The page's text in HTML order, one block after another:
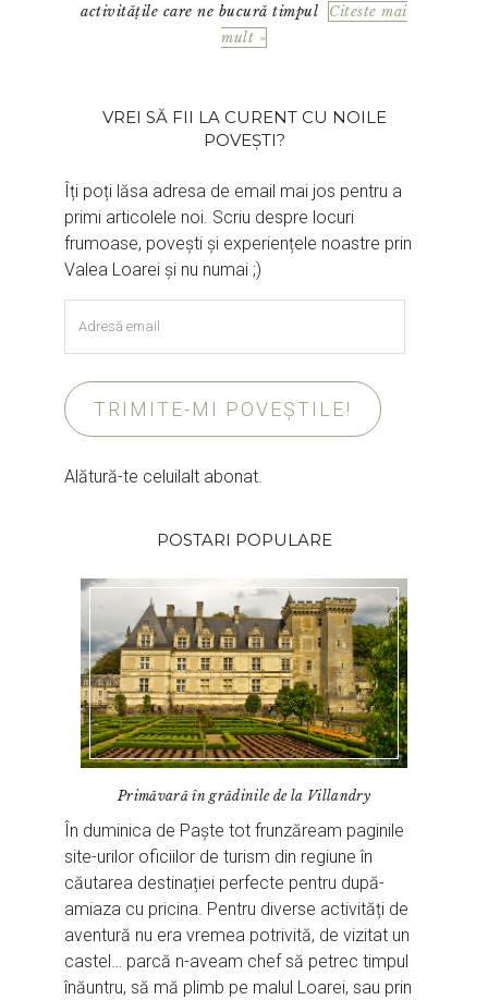
activitățile care ne bucură timpul
Citeste mai
mult »
VREI SĂ FII LA CURENT CU NOILE
POVEȘTI?
Îți poți lăsa adresa de email mai jos pentru a
primi articolele noi. Scriu despre locuri
frumoase, povești și experiențele noastre prin
Valea Loarei și nu numai ;)
email
TRIMITE-MI POVEȘTILE!
Alătură-te celuilalt abonat.
POSTARI POPULARE
Primăvară în grădinile de la Villandry
În duminica de Paște tot frunzăream paginile
site-urilor oficiilor de turism din regiune în
căutarea destinației perfecte pentru după-
amiaza cu pricina. Pentru diverse activități de
aventură nu era vremea potrivită, de vizitat un
castel… parcă n-aveam chef să petrec timpul
înăuntru, să mă plimb pe malul Loarei, sau prin